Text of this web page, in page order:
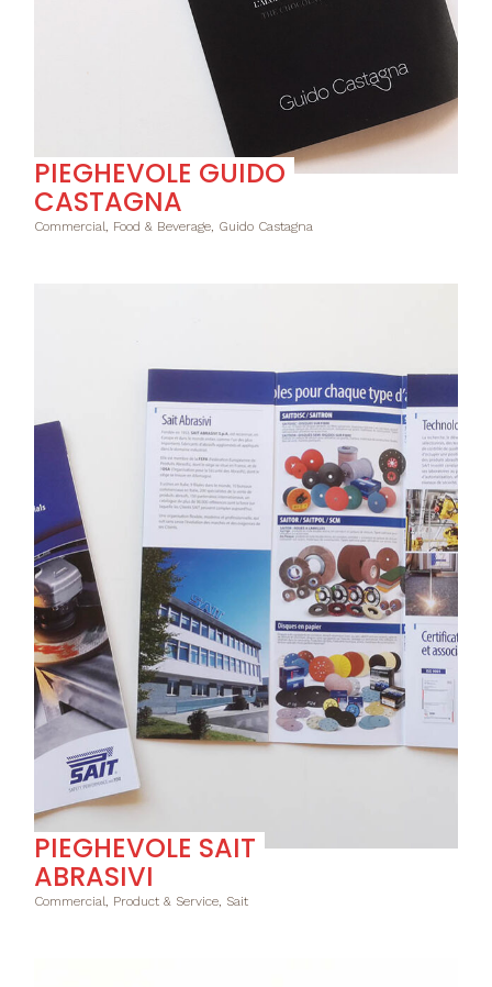
PIEGHEVOLE GUIDO
CASTAGNA
Commercial, Food & Beverage, Guido Castagna
PIEGHEVOLE SAIT
ABRASIVI
Commercial, Product & Service, Sait